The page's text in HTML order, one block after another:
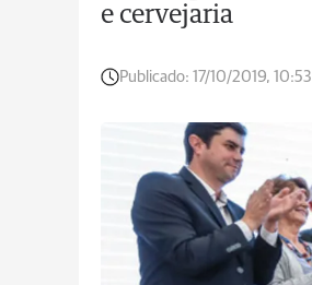
e cervejaria
Publicado: 17/10/2019, 10:53